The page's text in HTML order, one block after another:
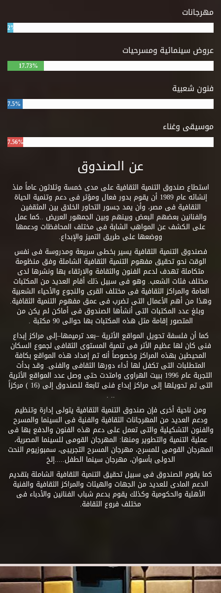
مهرجانات
2%
عروض سينمائية ومسرحيات
17.73%
فنون شعبية
7.5%
موسيقى وغناء
7.56%
عن الصندوق
استطاع صندوق التنمية الثقافية على مدى خمسة وثلاثون عاماً منذ
إنشائه عام 1989 أن يقوم بدور فعال ومؤثر فى دعم وتنمية الحياة
الثقافية فى مصر، وأن يمد جسور التحاور الخلاق بين المثقفين
والفنانين بعضهم البعض وبينهم وبين الجمهور العريض ..كما عمل
على الكشف عن المواهب الشابة فى مختلف المحافظات ودعمها
ووضعها على طريق التميز والإبداع.
فصندوق التنمية الثقافية يسير بخطى سريعة ومدروسة فى نفس
الوقت نحو تحقيق مفهوم التنمية الثقافية الشاملة وفق منظومة
متكاملة تهدف لدعم الفنون والثقافة والارتقاء بها ونشرها لدى
مختلف فئات الشعب. وهو فى سبيل ذلك أقام العديد من المكتبات
العامة والمراكز الثقافية فى مختلف القرى والنجوع والأحياء الشعبية
وهذا من أهم الأعمال التى تضرب فى عمق مفهوم التنمية الثقافية.
وبلغ عدد المكتبات التى أنشأها الصندوق فى أماكن لم يكن من
المتصور إقامة مثل هذه المكتبات بها حوالى 90 مكتبة .
كما أن فلسفة تحويل المواقع الأثرية –بعد ترميمها–إلى مراكز إبداع
فنى كان لها عظيم الأثر فى تنمية المستوى الثقافى لجموع السكان
المحيطين بهذه المراكز وخصوصاً أنه تم إمداد هذه المواقع بكافة
المتطلبات التى تكفل لها أداء دورها الثقافى والفنى. وقد بدأت
التجربة عام 1996 ببيت الهراوى وامتدت حتى وصل عدد المواقع الأثرية
التى تم تحويلها إلى مراكز إبداع فنى تابعة للصندوق إلى (16 ) مركزاً
.. .
ومن ناحية أخرى فإن صندوق التنمية الثقافية يتولى إدارة وتنظيم
ودعم العديد من المهرجانات الثقافية والفنية فى السينما والمسرح
والفنون التشكيلية والتى تعمل على دعم هذه الفنون والدفع بها فى
عملية التنمية والتطوير ومنها: المهرجان القومى للسينما المصرية،
المهرجان القومى للمسرح، مهرجان المسرح التجريبى، سمبوزيوم النحت
الدولى بأسوان، مهرجان سينما الطفل.....إلخ
كما يقوم الصندوق فى سبيل تحقيق التنمية الثقافية الشاملة بتقديم
الدعم المادى للعديد من الجهات والهيئات والمراكز الثقافية والفنية
الأهلية والحكومية وكذلك يقوم بدعم شباب الفنانين والأدباء فى
مختلف فروع الثقافة.